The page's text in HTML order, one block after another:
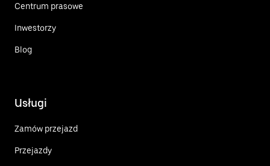
Centrum prasowe
Inwestorzy
Blog
Usługi
Zamów przejazd
Przejazdy